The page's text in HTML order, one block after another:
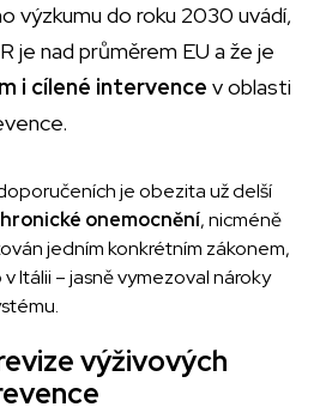
výzkumu do roku 2030 uvádí,
je nad průměrem EU a že je
i cílené intervence v oblasti
je obezita už delší
onemocnění, nicméně
jedním konkrétním zákonem,
Itálii – jasně vymezoval nároky
výživových